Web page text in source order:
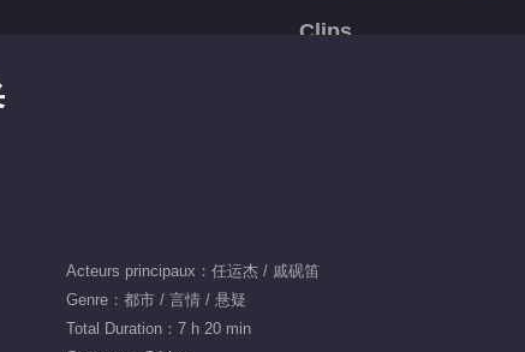
Clips
Acteurs principaux：任运杰 / 戚砚笛
Genre：都市 / 言情 / 悬疑
Total Duration：7 h 20 min